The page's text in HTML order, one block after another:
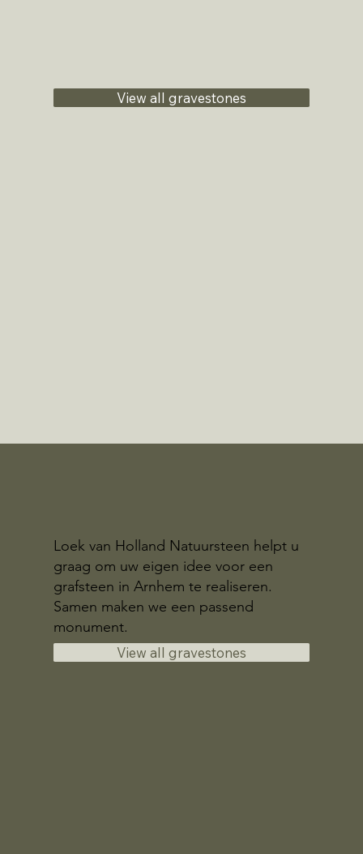
View all gravestones
Loek van Holland Natuursteen helpt u
graag om uw eigen idee voor een
grafsteen in Arnhem te realiseren.
Samen maken we een passend
monument.
View all gravestones